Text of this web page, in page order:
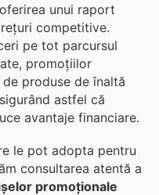
unui raport
competitive.
pe tot parcursul
promoțiilor
produse de înaltă
astfel că
avantaje financiare.
le pot adopta pentru
consultarea atentă a
promoționale